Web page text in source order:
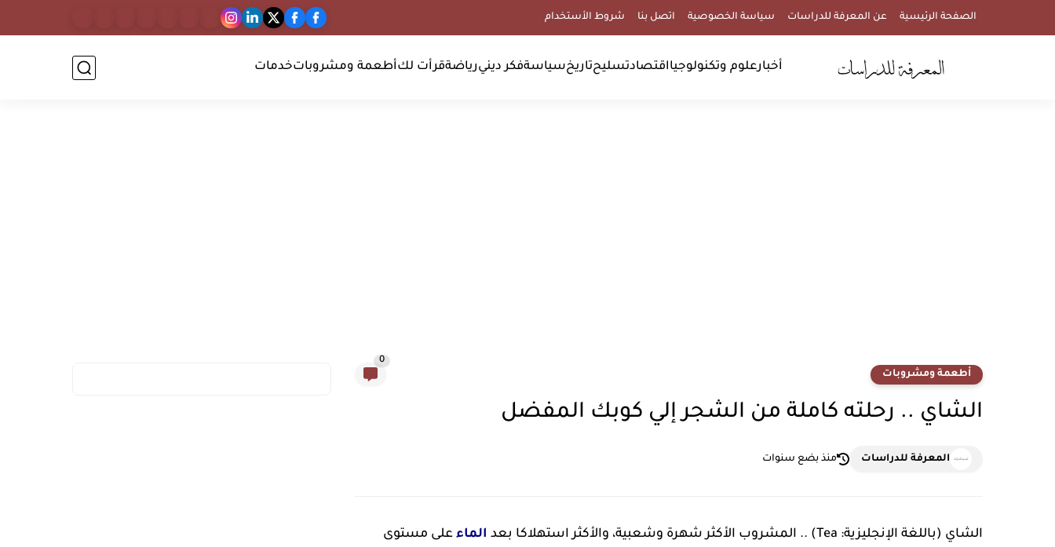
الصفحة الرئيسية عن المعرفة للدراسات سياسة الخصوصية اتصل بنا شروط الأستخدام
أخبارعلوم وتكنولوجيااقتصادتسليحتاريخسياسةفكر دينيرياضةقرأت لكأطعمة ومشروباتخدمات
أطعمة ومشروبات
0
الشاي .. رحلته كاملة من الشجر إلي كوبك المفضل
المعرفة للدراسات منذ بضع سنوات
الشاي (باللغة الإنجليزية: Tea) .. المشروب الأكثر شهرة وشعبية، والأكثر استهلاكا بعد الماء على مستوى